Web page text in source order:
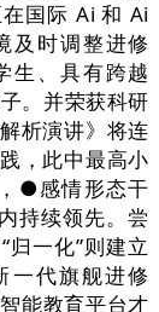
国际 Ai 和 Ai
及时调整进修
生、具有跨越
。并荣获科研
析演讲》将连
，此中最高小
●感情形态干
持续领先。尝
一化”则建立
代旗舰进修
能教育平台才